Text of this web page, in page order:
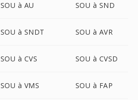
SOU à AU SOU à SND
SOU à SNDT SOU à AVR
SOU à CVS SOU à CVSD
SOU à VMS SOU à FAP